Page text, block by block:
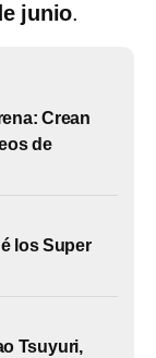
junio.
Crean
de
los Super
Tsuyuri,